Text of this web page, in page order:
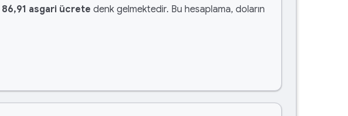
86,91 asgari ücrete denk gelmektedir. Bu hesaplama, doların